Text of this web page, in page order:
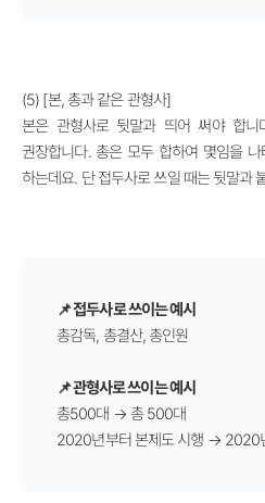
(5) [본, 총과 같은 관형사]
본은 관형사로 뒷말과 띄어 써야 합
권장합니다. 총은 모두 합하여 몇임을
하는데요. 단 접두사로 쓰일 때는 뒷말과
📌 접두사로 쓰이는 예시
총감독, 총결산, 총인원
📌관형사로 쓰이는 예시
총500대 → 총 500대
2020년부터 본제도 시행 → 2020